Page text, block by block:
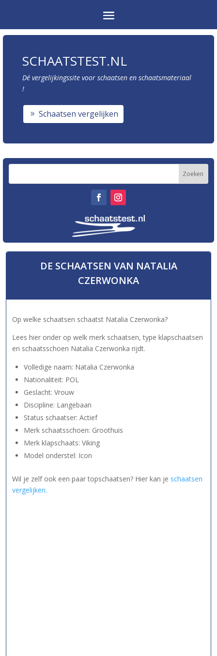
SCHAATSTEST.NL
Dé vergelijkingssite voor schaatsen en schaatsmateriaal
!
Schaatsen vergelijken
DE SCHAATSEN VAN NATALIA
CZERWONKA
Op welke schaatsen schaatst Natalia Czerwonka?
Lees hier onder op welk merk schaatsen, type klapschaatsen
en schaatsschoen Natalia Czerwonka rijdt.
Volledige naam: Natalia Czerwonka
Nationaliteit: POL
Geslacht: Vrouw
Discipline: Langebaan
Status schaatser: Actief
Merk schaatsschoen: Groothuis
Merk klapschaats: Viking
Model onderstel: Icon
Wil je zelf ook een paar topschaatsen? Hier kan je schaatsen
vergelijken.